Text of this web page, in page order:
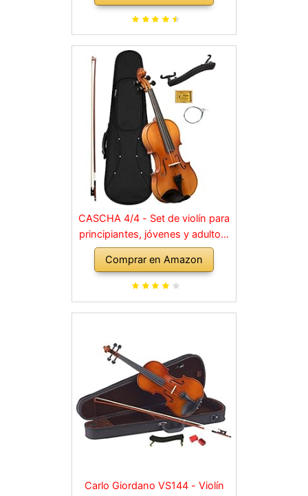
CASCHA 4/4 - Set de violín para
principiantes, jóvenes y adultos,
violín macizo con arco, colofonia,
cuerdas de repuesto, soporte
para hombro, maletín, abeto
Comprar en Amazon
Carlo Giordano VS144 - Violín